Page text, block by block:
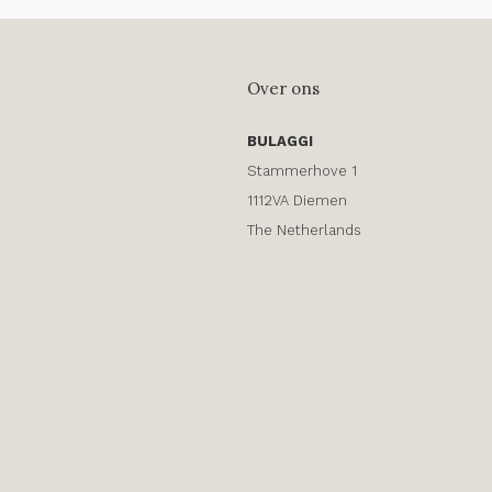
Over ons
BULAGGI
Stammerhove 1
1112VA Diemen
The Netherlands